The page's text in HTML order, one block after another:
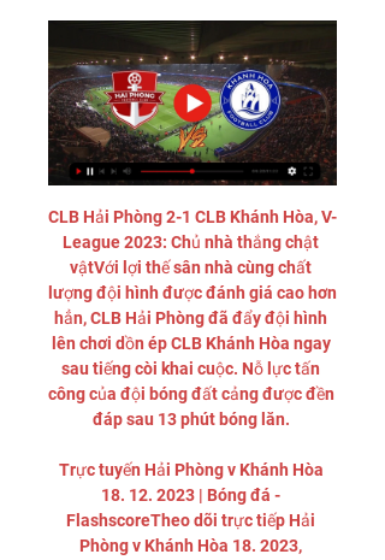
CLB Hải Phòng 2-1 CLB Khánh Hòa, V-
League 2023: Chủ nhà thắng chật
vậtVới lợi thế sân nhà cùng chất
lượng đội hình được đánh giá cao hơn
hẳn, CLB Hải Phòng đã đẩy đội hình
lên chơi dồn ép CLB Khánh Hòa ngay
sau tiếng còi khai cuộc. Nỗ lực tấn
công của đội bóng đất cảng được đền
đáp sau 13 phút bóng lăn.
Trực tuyến Hải Phòng v Khánh Hòa
18. 12. 2023 | Bóng đá -
FlashscoreTheo dõi trực tiếp Hải
Phòng v Khánh Hòa 18. 2023,